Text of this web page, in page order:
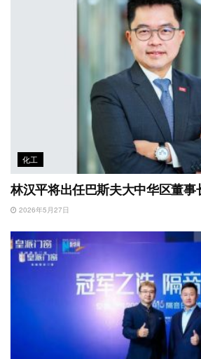
化工
林汉平将出任巴斯夫大中华区董事
2026年5月27日